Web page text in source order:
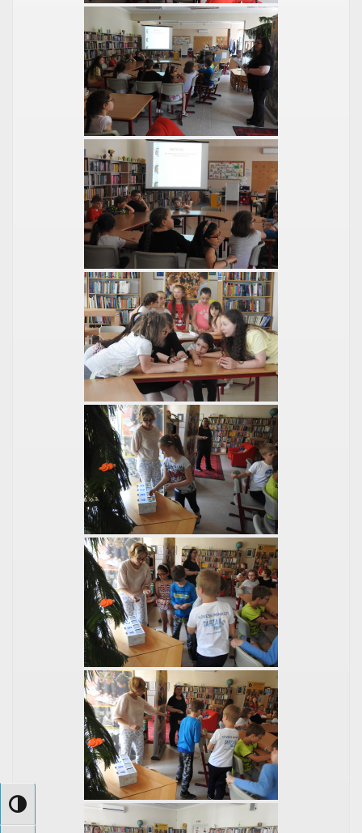
Nagy kontraszt váltása